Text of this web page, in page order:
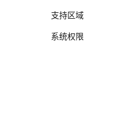
支持区域
系统权限